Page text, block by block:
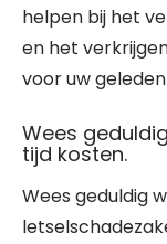
helpen bij het
en het
voor uw
Wees
tijd kosten.
Wees geduldig